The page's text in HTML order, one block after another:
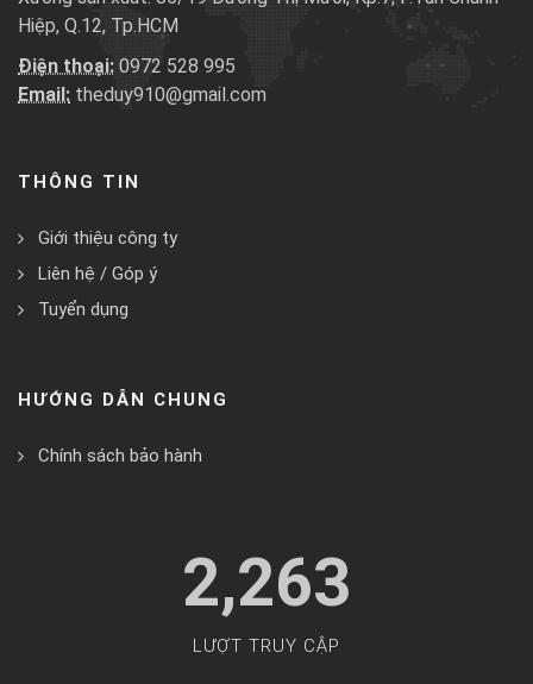
Hiệp, Q.12, Tp.HCM
Điện thoại: 0972 528 995
Email: theduy910@gmail.com
THÔNG TIN
Giới thiệu công ty
Liên hệ / Góp ý
Tuyển dụng
HƯỚNG DẪN CHUNG
Chính sách bảo hành
2,263
LƯỢT TRUY CẬP